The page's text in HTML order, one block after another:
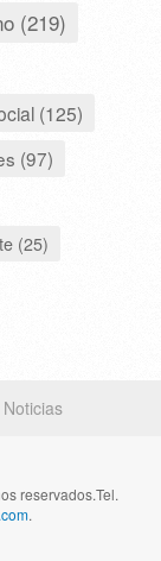
(219)
(125)
(97)
(25)
reservados.Tel.
.